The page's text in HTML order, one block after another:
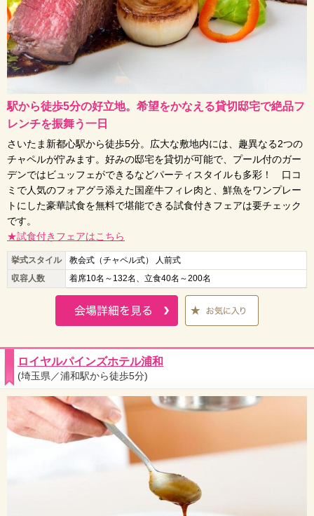
駅から徒歩5分の好立地。希望をかなえる貸切邸宅で絶品フ
レンチを振舞う一日
さいたま新都心駅から徒歩5分。広大な敷地内には、趣異なる2つの
チャペルが佇みます。好みの邸宅を貸切が可能で、プール付のガー
デンではビュッフェができるなどパーティスタイルも多彩！ 口コ
ミで人気のフォアグラ添えた国産牛フィレ肉と、鮮魚をワンプレー
トにした豪華試食を無料で堪能できる試食付きフェアは要チェック
です。
★試食付きフェアはこちら
挙式スタイル
教会式（チャペル式） 人前式
収容人数
着席10名～132名、立食40名～200名
ロイヤルパインズホテル浦和
(埼玉県／浦和駅から徒歩5分)